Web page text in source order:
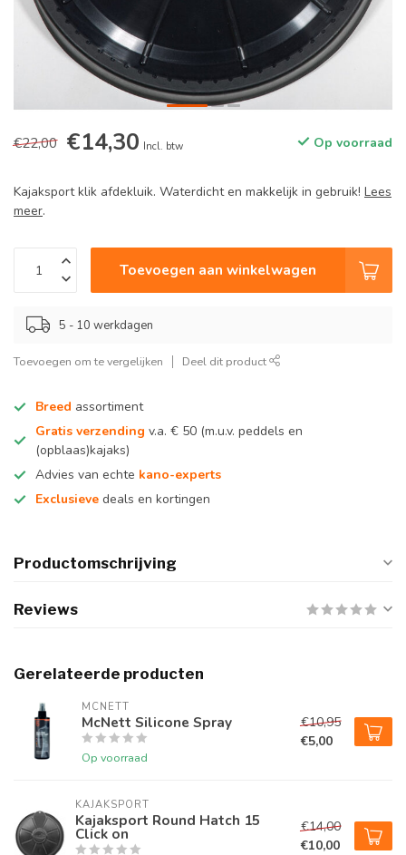
€22,00 €14,30 Incl. btw Op voorraad
Kajaksport klik afdekluik. Waterdicht en makkelijk in gebruik! Lees
meer.
Toevoegen aan winkelwagen
5 - 10 werkdagen
Toevoegen om te vergelijken Deel dit product
Breed assortiment
Gratis verzending v.a. € 50 (m.u.v. peddels en
(opblaas)kajaks)
Advies van echte kano-experts
Exclusieve deals en kortingen
Productomschrijving
Reviews
Gerelateerde producten
MCNETT
McNett Silicone Spray
Op voorraad
€10,95
€5,00
KAJAKSPORT
Kajaksport Round Hatch 15
Click on
€14,00
€10,00